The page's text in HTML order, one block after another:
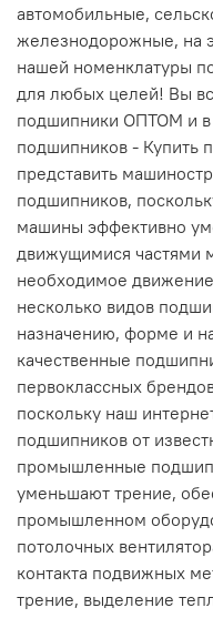
автомобильные,
железнодорожные, на
нашей номенклатуры
для любых целей! Вы
подшипники ОПТОМ и
подшипников - Купить
представить
подшипников,
машины эффективно
движущимися частями
необходимое
несколько видов
назначению, форме и
качественные
первоклассных
поскольку наш
подшипников от
промышленные
уменьшают трение,
промышленном
потолочных
контакта подвижных
трение, выделение